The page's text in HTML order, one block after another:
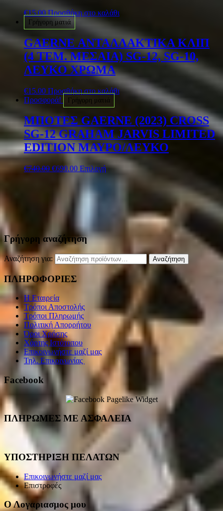
€15.00 Προσθήκη στο καλάθι
Γρήγορη ματιά
GAERNE ΑΝΤΑΛΛΑΚΤΙΚΑ ΚΛΙΠ
(4 ΤΕΜ. ΜΕΣΑΙΑ) SG-12, SG-10,
ΛΕΥΚΟ ΧΡΩΜΑ
€15.00 Προσθήκη στο καλάθι
Προσφορά!
Γρήγορη ματιά
ΜΠΟΤΕΣ GAERNE (2023) CROSS
SG-12 GRAHAM JARVIS LIMITED
EDITION ΜΑΥΡΟ/ΛΕΥΚΟ
€740.00 €690.00 Επιλογή
Γρήγορη αναζήτηση
Αναζήτηση για: Αναζήτηση
ΠΛΗΡΟΦΟΡΙΕΣ
Η Εταιρεία
Τρόποι Αποστολής
Τρόποι Πληρωμής
Πολιτική Απορρήτου
Όροι Χρήσης
Χάρτης Ιστότοπου
Επικοινωνήστε μαζί μας
Τηλ. Επικοινωνίας
Facebook
ΠΛΗΡΩΜΕΣ ΜΕ ΑΣΦΑΛΕΙΑ
ΥΠΟΣΤΗΡΙΞΗ ΠΕΛΑΤΩΝ
Επικοινωνήστε μαζί μας
Επιστροφές
Ο Λογαριασμος μου